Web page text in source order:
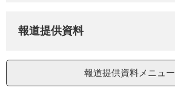
報道提供資料
報道提供資料メニュー